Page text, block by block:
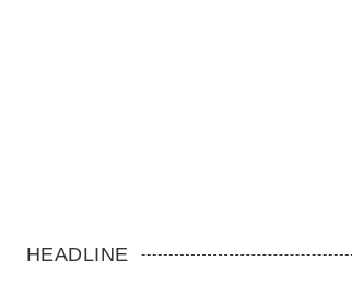
HEADLINE